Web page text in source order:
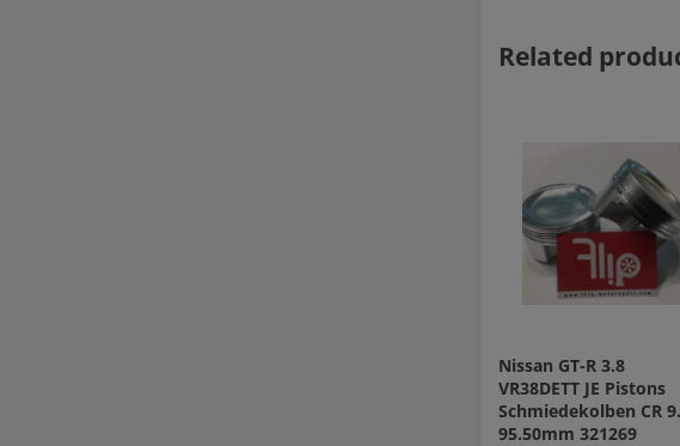
Related
Nissan GT-R 3.8
VR38DETT JE Pistons
Schmiedekolben CR
95.50mm 321269